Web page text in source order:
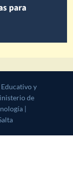
para
y Desarrollo
Cultura, Ciencia y
|CoverNews